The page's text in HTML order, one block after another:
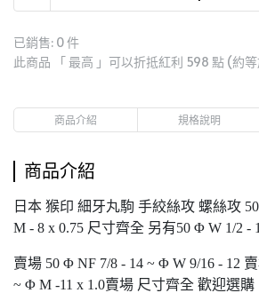
已銷售: 0 件
此商品 「 最高 」可以折抵紅利 598 點 (約
商品介紹 規格說明
商品介紹
日本 猴印 細牙丸駒 手絞絲攻 螺絲攻
M - 8 x 0.75 尺寸齊全 另有50 Φ W 1/2 -
賣場 50 Φ NF 7/8 - 14 ~ Φ W 9/16 - 12
~ Φ M -11 x 1.0賣場 尺寸齊全 歡迎選購